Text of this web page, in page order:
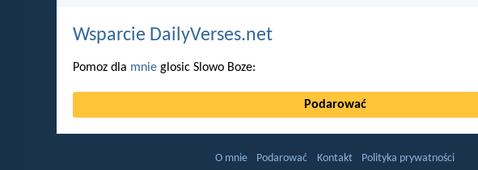
Wsparcie DailyVerses.net
Pomoz dla mnie glosic Slowo Boze:
Podarować
O mnie Podarować Kontakt Polityka prywatności